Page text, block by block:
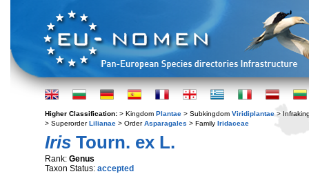
Higher Classification: > Kingdom Plantae > Subkingdom Viridiplantae >
> SuperorderLilianae > OrderAsparagales > Family Iridaceae
Iris Tourn. ex L.
Rank: Genus
Taxon Status: accepted